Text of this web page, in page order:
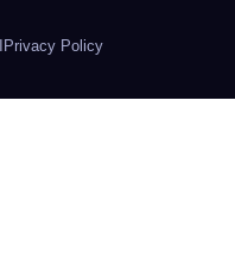
Privacy Policy